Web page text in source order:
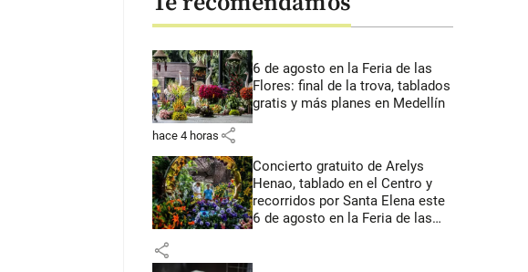
6 de agosto en la Feria de las
Flores: final de la trova, tablados
gratis y más planes en Medellín
hace 4 horas share
Concierto gratuito de Arelys
Henao, tablado en el Centro y
recorridos por Santa Elena este
6 de agosto en la Feria de las
share